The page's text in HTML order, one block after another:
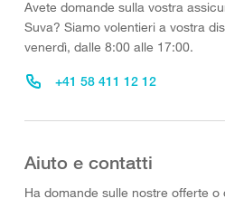
Avete domande sulla vostra
Suva? Siamo volentieri a vostra
venerdì, dalle 8:00 alle 17:00.
+41 58 411 12 12
Aiuto e contatti
Ha domande sulle nostre offerte